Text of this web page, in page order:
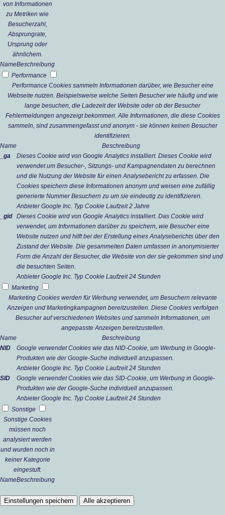
von Informationen
zu Metriken wie
Besucherzahl,
Absprungrate,
Ursprung oder
ähnlichem.
NameBeschreibung
Performance
Performance Cookies sammeln Informationen darüber, wie Besucher eine
Webseite nutzen. Beispielsweise welche Seiten Besucher wie häufig und wie
lange besuchen, die Ladezeit der Website oder ob der Besucher
Fehlermeldungen angezeigt bekommen. Alle Informationen, die diese Cookies
sammeln, sind zusammengefasst und anonym - sie können keinen Besucher
identifizieren.
Name
Beschreibung
_ga
Dieses Cookie wird von Google Analytics installiert. Dieses Cookie wird
verwendet um Besucher-, Sitzungs- und Kampagnendaten zu berechnen
und die Nutzung der Website für einen Analysebericht zu erfassen. Die
Cookies speichern diese Informationen anonym und weisen eine zufällig
generierte Nummer Besuchern zu um sie eindeutig zu identifizieren.
Anbieter Google Inc. Typ Cookie Laufzeit 2 Jahre
_gid
Dieses Cookie wird von Google Analytics installiert. Das Cookie wird
verwendet, um Informationen darüber zu speichern, wie Besucher eine
Website nutzen und hilft bei der Erstellung eines Analyseberichts über den
Zustand der Website. Die gesammelten Daten umfassen in anonymisierter
Form die Anzahl der Besucher, die Website von der sie gekommen sind und
die besuchten Seiten.
Anbieter Google Inc. Typ Cookie Laufzeit 24 Stunden
Marketing
Marketing Cookies werden für Werbung verwendet, um Besuchern relevante
Anzeigen und Marketingkampagnen bereitzustellen. Diese Cookies verfolgen
Besucher auf verschiedenen Websites und sammeln Informationen, um
angepasste Anzeigen bereitzustellen.
Name
Beschreibung
NID
Google verwendet Cookies wie das NID-Cookie, um Werbung in Google-
Produkten wie der Google-Suche individuell anzupassen.
Anbieter Google Inc. Typ Cookie Laufzeit 24 Stunden
SID
Google verwendet Cookies wie das SID-Cookie, um Werbung in Google-
Produkten wie der Google-Suche individuell anzupassen.
Anbieter Google Inc. Typ Cookie Laufzeit 24 Stunden
Sonstige
Sonstige Cookies
müssen noch
analysiert werden
und wurden noch in
keiner Kategorie
eingestuft.
NameBeschreibung
Einstellungen speichern Alle akzeptieren